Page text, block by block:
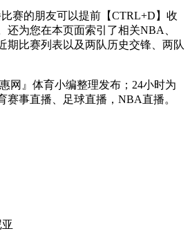
赛的朋友可以提前【CTRL+D】收
还为您在本页面索引了相关NBA、
期比赛列表以及两队历史交锋、两队
网』体育小编整理发布；24小时为
赛事直播、足球直播，NBA直播。